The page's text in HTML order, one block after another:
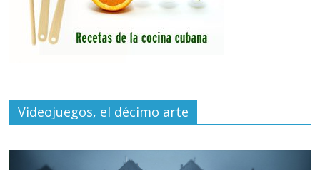
Videojuegos, el décimo arte